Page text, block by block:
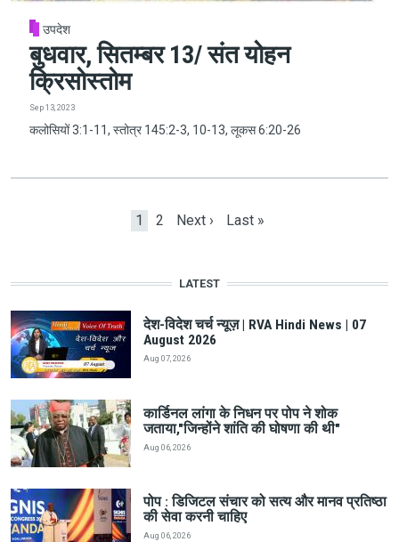
उपदेश
बुधवार, सितम्बर 13/ संत योहन
क्रिसोस्तोम
Sep 13, 2023
कलोसियों 3:1-11, स्तोत्र 145:2-3, 10-13, लूकस 6:20-26
Current page
1 Page
2 Next page
Next › Last page
Last »
LATEST
देश-विदेश चर्च न्यूज़ | RVA Hindi News | 07
August 2026
Aug 07, 2026
कार्डिनल लांगा के निधन पर पोप ने शोक
जताया,"जिन्होंने शांति की घोषणा की थी"
Aug 06, 2026
पोप : डिजिटल संचार को सत्य और मानव प्रतिष्ठा
की सेवा करनी चाहिए
Aug 06, 2026